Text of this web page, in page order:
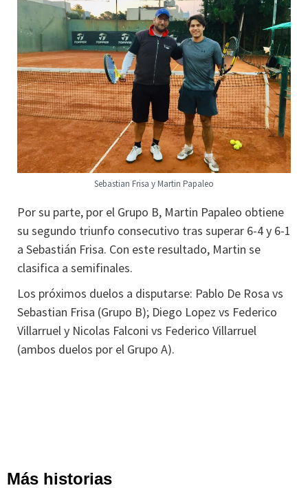
Sebastian Frisa y Martin Papaleo
Por su parte, por el Grupo B, Martin Papaleo obtiene
su segundo triunfo consecutivo tras superar 6-4 y 6-1
a Sebastián Frisa. Con este resultado, Martin se
clasifica a semifinales.
Los próximos duelos a disputarse: Pablo De Rosa vs
Sebastian Frisa (Grupo B); Diego Lopez vs Federico
Villarruel y Nicolas Falconi vs Federico Villarruel
(ambos duelos por el Grupo A).
Más historias